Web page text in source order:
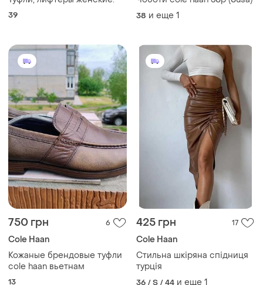
39 38 и еще 1
750 грн 6
Cole Haan
Кожаные брендовые туфли
cole haan вьетнам
13
425 грн 17
Cole Haan
Стильна шкіряна спідниця
турція
36 / S / 44 и еще 1